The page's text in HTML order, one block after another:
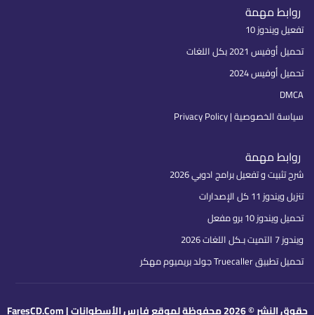
روابط مهمة
تفعيل ويندوز 10
تحميل أوفيس 2021 بكل اللغات
تحميل أوفيس 2024
DMCA
سياسة الخصوصية | Privacy Policy
روابط مهمة
شرح تثبيت و تفعيل برامج ادوبي 2026
تنزيل ويندوز 11 كل الإصدارات
تحميل ويندوز 10 برو مفعل
ويندوز 7 التميت بـكل اللغات 2026
تحميل تطبيق Truecaller جولد بريميوم مهكر
حقوق النشر © 2026 محفوظة لموقع فارس الأسطوانات | FaresCD.Com